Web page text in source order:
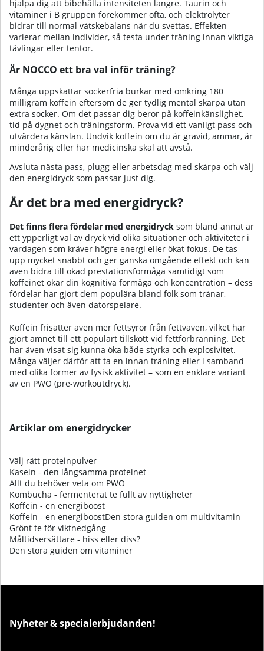
hjälpa dig att bibehålla intensiteten längre. Taurin och
vitaminer i B gruppen förekommer ofta, och elektrolyter
bidrar till normal vätskebalans när du svettas. Effekten
varierar mellan individer, så testa under träning innan viktiga
tävlingar eller tentor.
Är NOCCO ett bra val inför träning?
Många uppskattar sockerfria burkar med omkring 180
milligram koffein eftersom de ger tydlig mental skärpa utan
extra socker. Om det passar dig beror på koffeinkänslighet,
tid på dygnet och träningsform. Prova vid ett vanligt pass och
utvärdera känslan. Undvik koffein om du är gravid, ammar, är
minderårig eller har medicinska skäl att avstå.
Avsluta nästa pass, plugg eller arbetsdag med skärpa och välj
den energidryck som passar just dig.​‌‌‌​‌​‌​‌‌‌​‌‌‌​‌‌‌‌​​‌​‌‌​​​​‌​‌‌‌​​‌​​‌‌‌‌​‌​​‌‌​‌​‌​​‌‌​​‌‌​​‌‌​‌‌‌‌​‌​‌‌‌‌‌​‌‌​‌‌​‌
Är det bra med energidryck?
Det finns flera fördelar med energidryck som bland annat är
ett ypperligt val av dryck vid olika situationer och aktiviteter i
vardagen som kräver högre energi eller ökat fokus. De tas
upp mycket snabbt och ger ganska omgående effekt och kan
även bidra till ökad prestationsförmåga samtidigt som
koffeinet ökar din kognitiva förmåga och koncentration – dess
fördelar har gjort dem populära bland folk som tränar,
studenter och även datorspelare.
Koffein frisätter även mer fettsyror från fettväven, vilket har
gjort ämnet till ett populärt tillskott vid fettförbränning. Det
har även visat sig kunna öka både styrka och explosivitet.
Många väljer därför att ta en innan träning eller i samband
med olika former av fysisk aktivitet – som en enklare variant
av en PWO (pre-workoutdryck).
Artiklar om energidrycker
Välj rätt proteinpulver
Kasein - den långsamma proteinet
Allt du behöver veta om PWO
Kombucha - fermenterat te fullt av nyttigheter
Koffein - en energiboost
Koffein - en energiboostDen stora guiden om multivitamin
Grönt te för viktnedgång
Måltidsersättare - hiss eller diss?
Den stora guiden om vitaminer
Nyheter & specialerbjudanden!